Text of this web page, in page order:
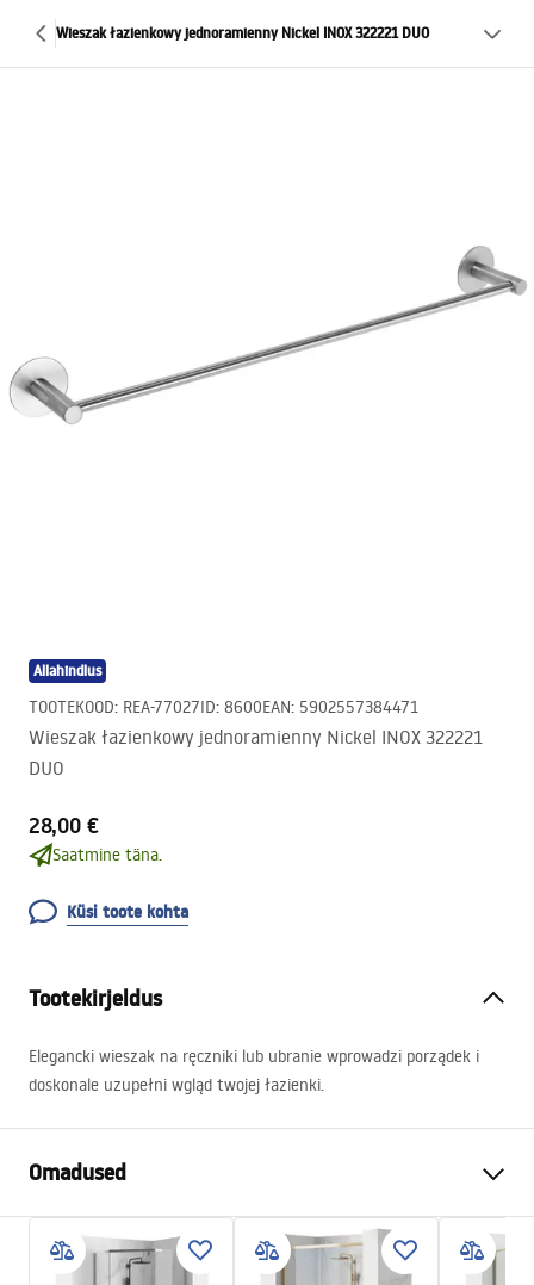
Wieszak łazienkowy jednoramienny Nickel INOX 322221 DUO
Allahindlus
TOOTEKOOD: REA-77027ID: 8600EAN: 5902557384471
Wieszak łazienkowy jednoramienny Nickel INOX 322221
DUO
28,00 €
Saatmine täna.
Küsi toote kohta
Tootekirjeldus
Elegancki wieszak na ręczniki lub ubranie wprowadzi porządek i
doskonale uzupełni wgląd twojej łazienki.
Omadused
Harjatud teras
Materjal
Metall